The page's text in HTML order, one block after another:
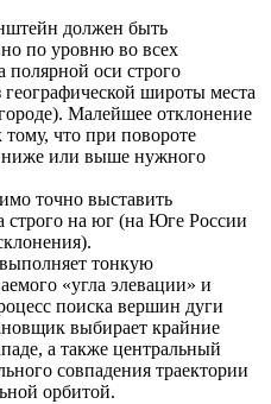
должен быть
по уровню во всех
полярной оси строго
географической широты места
Малейшее отклонение
тому, что при повороте
ниже или выше нужного
точно выставить
строго на юг (на Юге России
тонкую
«угла элевации» и
поиска вершин дуги
выбирает крайние
а также центральный
совпадения траектории
орбитой.